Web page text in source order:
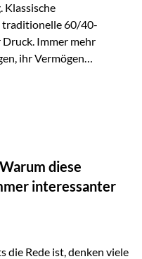
Klassische
traditionelle 60/40-
Immer mehr
ihr Vermögen
rücken reale und
eine
Wertspeicher.
geopolitische
Vertrauensverlust in
groß dieser
nüchterner
diese
interessanter
die Rede ist, denken viele